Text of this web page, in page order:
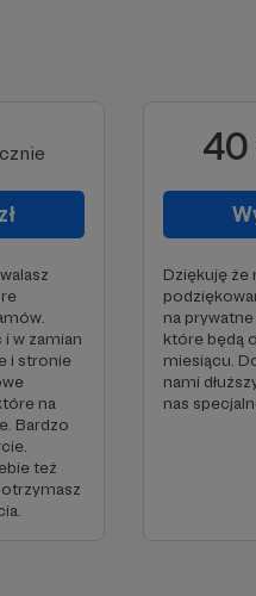
w zamian
i stronie
na
Bardzo
też
40
Dziękuję że
na
które będą
miesiącu.
nami
nas